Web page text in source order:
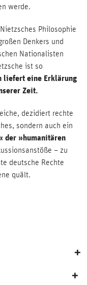
werde.
Philosophie
Denkers und
Nationalisten
ist so
liefert eine Erklärung
Zeit.
dezidiert rechte
sondern auch ein
der »humanitären
– zu
deutsche Rechte
quält.